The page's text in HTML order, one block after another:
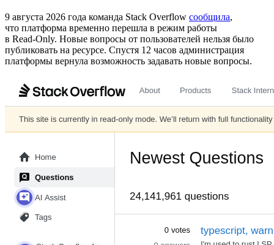
9 августа 2026 года команда Stack Overflow сообщила,
что платформа временно перешла в режим работы
в Read‑Only. Новые вопросы от пользователей нельзя было
публиковать на ресурсе. Спустя 12 часов администрация
платформы вернула возможность задавать новые вопросы.